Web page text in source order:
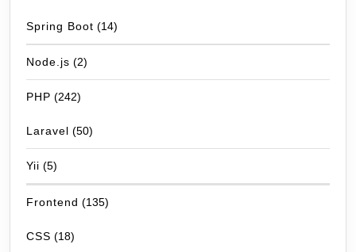
Spring Boot (14)
Node.js (2)
PHP (242)
Laravel (50)
Yii (5)
Frontend (135)
CSS (18)